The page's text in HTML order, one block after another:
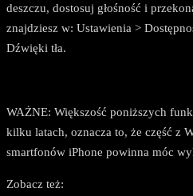
deszczu, dostosuj głośność i
znajdziesz w: Ustawienia >
Dźwięki tła.
WAŻNE: Większość poniższych
kilku latach, oznacza to, że część z
smartfonów iPhone powinna móc
Zobacz też: